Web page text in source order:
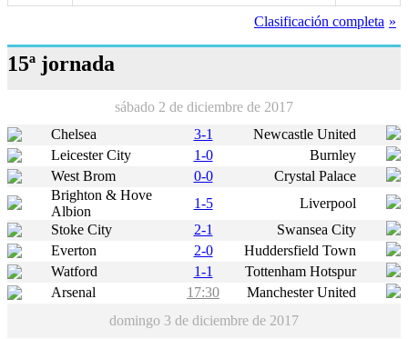
Clasificación completa
15ª jornada
sábado 2 de diciembre de 2017
Chelsea
3-1
Newcastle United
Leicester City
1-0
Burnley
West Brom
0-0
Crystal Palace
Brighton & Hove
Albion
1-5
Liverpool
Stoke City
2-1
Swansea City
Everton
2-0
Huddersfield Town
Watford
1-1
Tottenham Hotspur
Arsenal
17:30
Manchester United
domingo 3 de diciembre de 2017